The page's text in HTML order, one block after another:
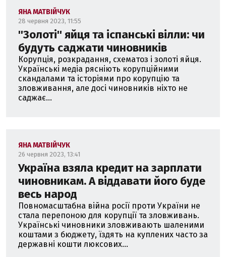
ЯНА МАТВІЙЧУК
28 червня 2023, 11:55
''Золоті'' яйця та іспанські вілли: чи
будуть саджати чиновників
Корупція, розкрадання, схематоз і золоті яйця.
Українські медіа рясніють корупційними
скандалами та історіями про корупцію та
зловживання, але досі чиновників ніхто не
саджає...
ЯНА МАТВІЙЧУК
26 червня 2023, 13:41
Україна взяла кредит на зарплати
чиновникам. А віддавати його буде
весь народ
Повномасштабна війна росії проти України не
стала перепоною для корупції та зловживань.
Українські чиновники зловживають шаленими
коштами з бюджету, їздять на куплених часто за
державні кошти люксових...